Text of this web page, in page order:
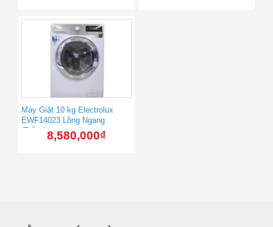
Máy Giặt 10 kg Electrolux
EWF14023 Lồng Ngang
(Trắng) 8,580,000₫